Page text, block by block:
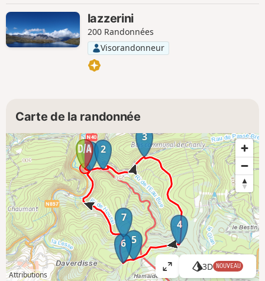
lazzerini
200 Randonnées
Visorandonneur
Carte de la randonnée
1 2
3
4
5
6
7
Attributions
A
3D NOUVEAU